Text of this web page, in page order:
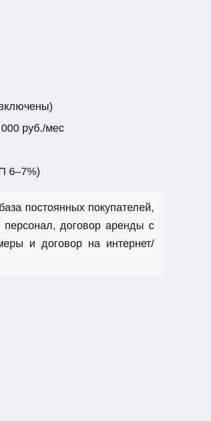
руб./мес
6–7%)
постоянных покупателей,
договор аренды с
и договор на интернет/